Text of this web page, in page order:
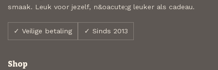
smaak. Leuk voor jezelf, n&oacute;g leuker als cadeau.
✓ Veilige betaling ✓ Sinds 2013
Shop